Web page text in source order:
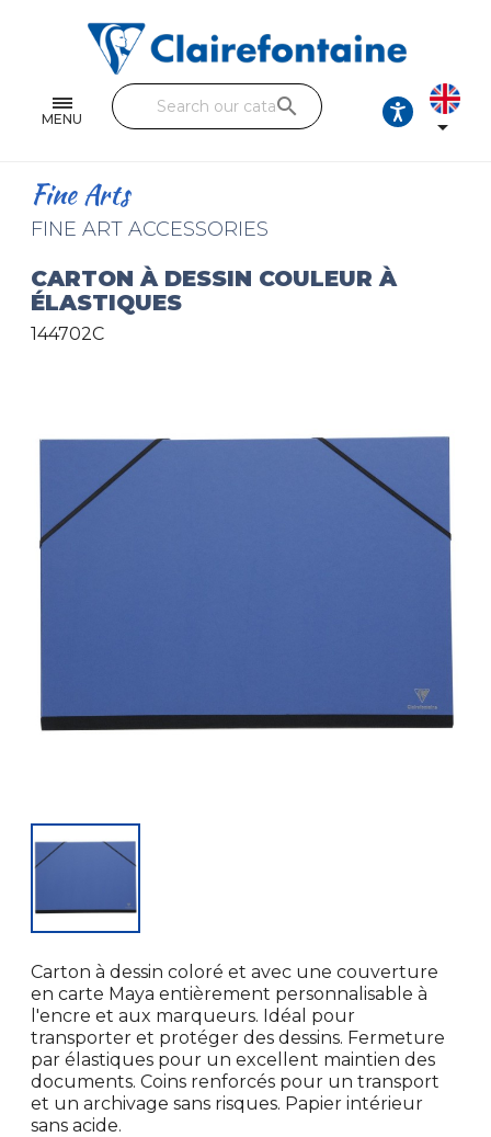
MENU
Single and double sheets
Fine arts
Handicraft
Wrapping papers
Pencil cases & Leather goods
search

Fine Arts
FINE ART ACCESSORIES
CARTON À DESSIN COULEUR À
ÉLASTIQUES
144702C
Carton à dessin coloré et avec une couverture
en carte Maya entièrement personnalisable à
l'encre et aux marqueurs. Idéal pour
transporter et protéger des dessins. Fermeture
par élastiques pour un excellent maintien des
documents. Coins renforcés pour un transport
et un archivage sans risques. Papier intérieur
sans acide.